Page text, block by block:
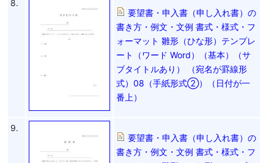
8.
要望書・申入書（申し入れ書）の
書き方・例文・文例 書式・様式・フ
ォーマット 雛形（ひな形）テンプレ
ート（ワード Word）（基本）（サ
ブタイトルあり） （宛名が罫線形
式）08（手紙形式②）（日付が一
番上）
9.
要望書・申入書（申し入れ書）の
書き方・例文・文例 書式・様式・フ